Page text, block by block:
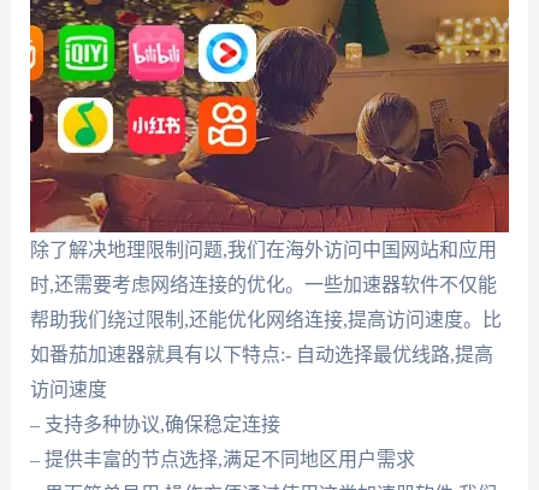
除了解决地理限制问题,我们在海外访问中国网站和应用
时,还需要考虑网络连接的优化。一些加速器软件不仅能
帮助我们绕过限制,还能优化网络连接,提高访问速度。比
如番茄加速器就具有以下特点:- 自动选择最优线路,提高
访问速度
– 支持多种协议,确保稳定连接
– 提供丰富的节点选择,满足不同地区用户需求